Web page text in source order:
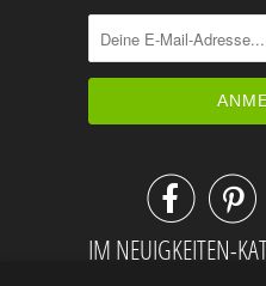

IM NEUIGKEITEN-